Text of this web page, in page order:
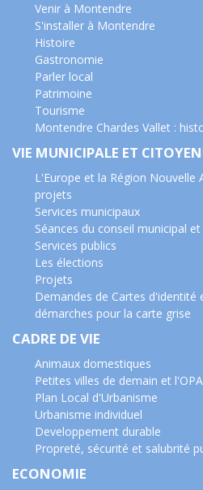
Venir à Montendre
S'installer à Montendre
Histoire
Gastronomie
Parler local
Patrimoine
Tourisme
Montendre Chardes Vallet :
VIE MUNICIPALE ET
L'Europe et la Région Nouvelle
projets
Services municipaux
Séances du conseil municipal
Services publics
Les élections
Projets
Demandes de Cartes d'identité
démarches pour la carte grise
CADRE DE VIE
Animaux domestiques
Petites villes de demain et
Plan Local d'Urbanisme
Urbanisme individuel
Developpement durable
Propreté, sécurité et salubrité
ECONOMIE